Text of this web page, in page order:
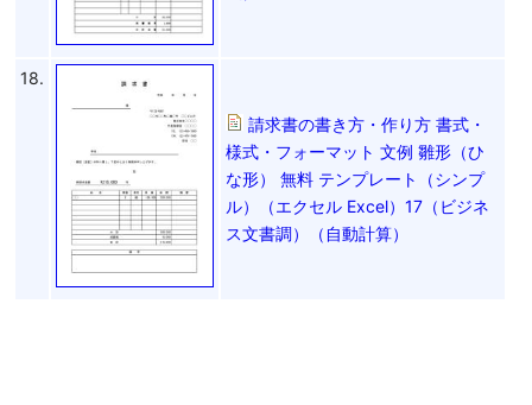
18.
請求書の書き方・作り方 書式・
様式・フォーマット 文例 雛形（ひ
な形） 無料 テンプレート（シンプ
ル）（エクセル Excel）17（ビジネ
ス文書調）（自動計算）